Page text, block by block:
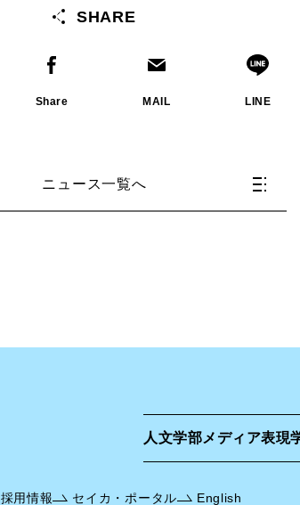
SHARE
Share MAIL LINE
ニュース一覧へ
人文学部メディア表現
採用情報 セイカ・ポータル English